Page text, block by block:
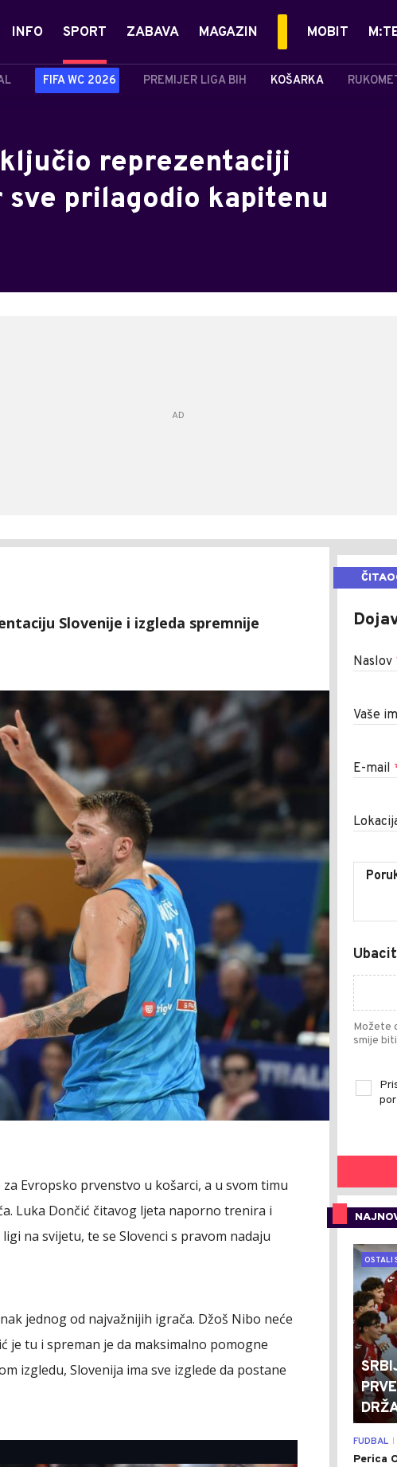
INFO SPORT
FIFA WC 2026 PREMIJER LIGA BIH KOŠARKA
ZABAVA MAGAZIN MOBIT
reprezentaciji
prilagodio kapitenu
Slovenije i izgleda spremnije
Evropsko prvenstvo u košarci, a u svom timu
Luka Dončić čitavog ljeta naporno trenira i
na svijetu, te se Slovenci s pravom nadaju
jednog od najvažnijih igrača. Džoš Nibo neće
je tu i spreman je da maksimalno pomogne
izgledu, Slovenija ima sve izglede da postane
Naslov
Vaše
E-mail
Možete
smije
OSTALI
FUDBAL
Perica